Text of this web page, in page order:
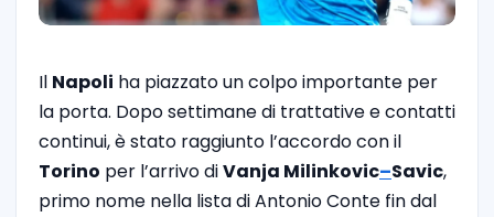
Il Napoli ha piazzato un colpo importante per
la porta. Dopo settimane di trattative e contatti
continui, è stato raggiunto l’accordo con il
Torino per l’arrivo diVanja Milinkovic–Savic,
primo nome nella lista di Antonio Conte fin dal